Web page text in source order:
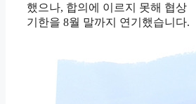
했으나, 합의에 이르지 못해 협상
기한을 8월 말까지 연기했습니다.